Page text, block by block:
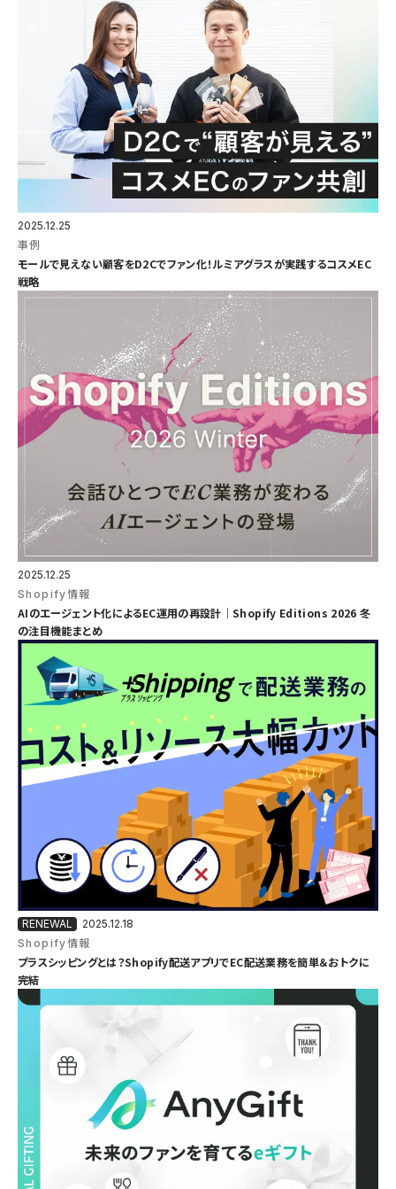
2025.12.25
事例
モールで見えない顧客をD2Cでファン化！ルミアグラスが実践するコスメEC
戦略
2025.12.25
Shopify情報
AIのエージェント化によるEC運用の再設計｜Shopify Editions 2026 冬
の注目機能まとめ
2025.12.18
Shopify情報
プラスシッピングとは？Shopify配送アプリでEC配送業務を簡単＆おトクに
完結